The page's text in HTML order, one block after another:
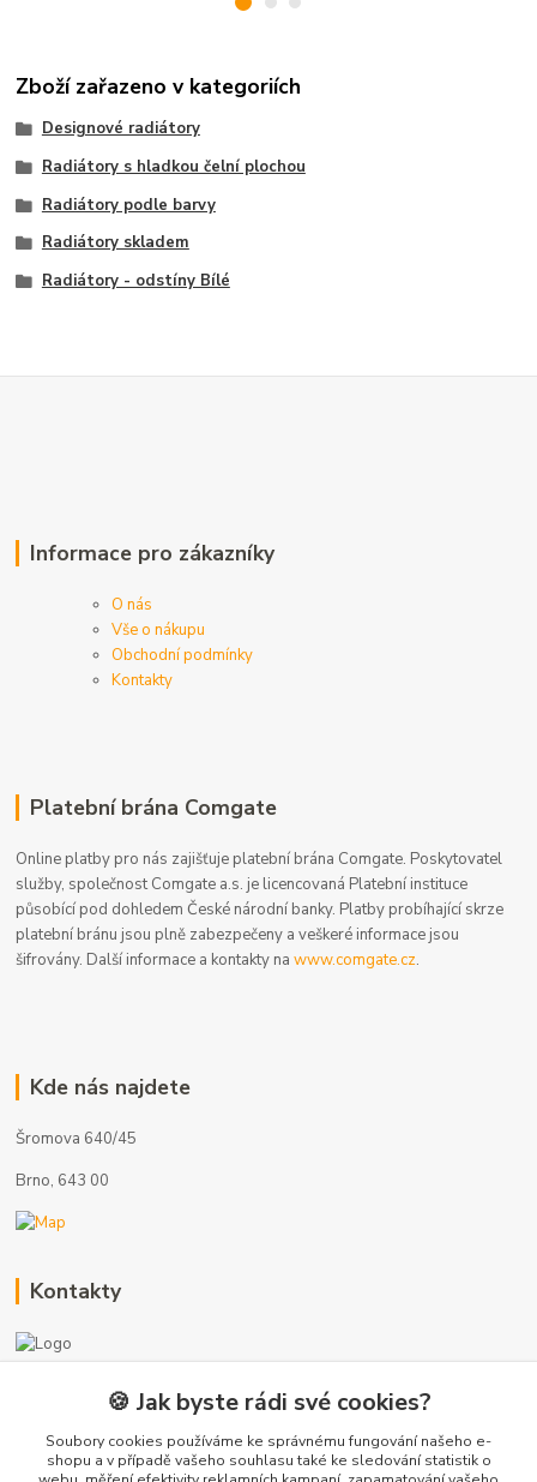
Zboží zařazeno v kategoriích
Designové radiátory
Radiátory s hladkou čelní plochou
Radiátory podle barvy
Radiátory skladem
Radiátory - odstíny Bílé
Informace pro zákazníky
O nás
Vše o nákupu
Obchodní podmínky
Kontakty
Platební brána Comgate
Online platby pro nás zajišťuje platební brána Comgate. Poskytovatel
služby, společnost Comgate a.s. je licencovaná Platební instituce
působící pod dohledem České národní banky. Platby probíhající skrze
platební bránu jsou plně zabezpečeny a veškeré informace jsou
šifrovány. Další informace a kontakty nawww.comgate.cz.
Kde nás najdete
Šromova 640/45
Brno, 643 00
Kontakty
+420 775 872 753
🍪 Jak byste rádi své cookies?
Soubory cookies používáme ke správnému fungování našeho e-
shopu a v případě vašeho souhlasu také ke sledování statistik o